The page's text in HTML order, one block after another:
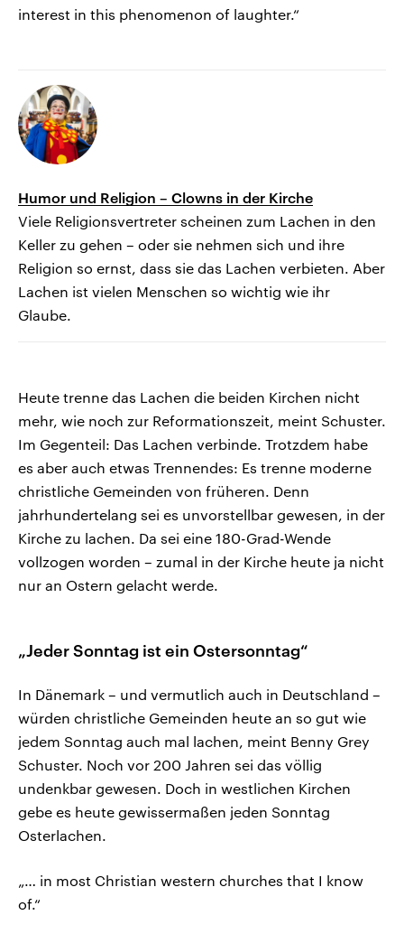
interest in this phenomenon of laughter.“
Humor und Religion – Clowns in der Kirche
Viele Religionsvertreter scheinen zum Lachen in den
Keller zu gehen – oder sie nehmen sich und ihre
Religion so ernst, dass sie das Lachen verbieten. Aber
Lachen ist vielen Menschen so wichtig wie ihr
Glaube.
Heute trenne das Lachen die beiden Kirchen nicht
mehr, wie noch zur Reformationszeit, meint Schuster.
Im Gegenteil: Das Lachen verbinde. Trotzdem habe
es aber auch etwas Trennendes: Es trenne moderne
christliche Gemeinden von früheren. Denn
jahrhundertelang sei es unvorstellbar gewesen, in der
Kirche zu lachen. Da sei eine 180-Grad-Wende
vollzogen worden – zumal in der Kirche heute ja nicht
nur an Ostern gelacht werde.
„Jeder Sonntag ist ein Ostersonntag“
In Dänemark – und vermutlich auch in Deutschland –
würden christliche Gemeinden heute an so gut wie
jedem Sonntag auch mal lachen, meint Benny Grey
Schuster. Noch vor 200 Jahren sei das völlig
undenkbar gewesen. Doch in westlichen Kirchen
gebe es heute gewissermaßen jeden Sonntag
Osterlachen.
„… in most Christian western churches that I know
of.“